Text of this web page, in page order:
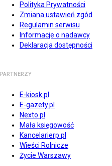
Polityka Prywatności
Zmiana ustawień zgód
Regulamin serwisu
Informacje o nadawcy
Deklaracja dostępności
PARTNERZY
E-kiosk.pl
E-gazety.pl
Nexto.pl
Mała księgowość
Kancelarierp.pl
Wieści Rolnicze
Życie Warszawy